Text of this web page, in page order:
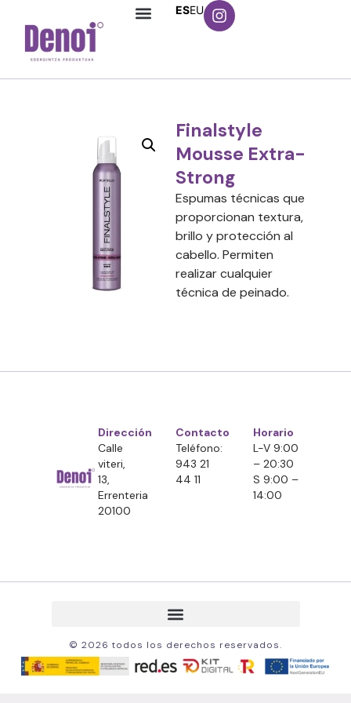
ESEU
Finalstyle
Mousse Extra-
Strong
Espumas técnicas que
proporcionan textura,
brillo y protección al
cabello. Permiten
realizar cualquier
técnica de peinado.
Dirección
Calle
viteri,
13,
Errenteria
20100
Contacto
Teléfono:
943 21
44 11
Horario
L-V 9:00
– 20:30
S 9:00 –
14:00
© 2026 todos los derechos reservados.